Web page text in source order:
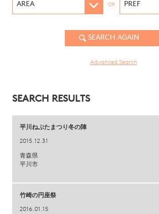
OR
Advanced Search
SEARCH RESULTS
平川ねぷたまつり冬の陣
2015.12.31
青森県
平川市
竹崎の円座祭
2016.01.15